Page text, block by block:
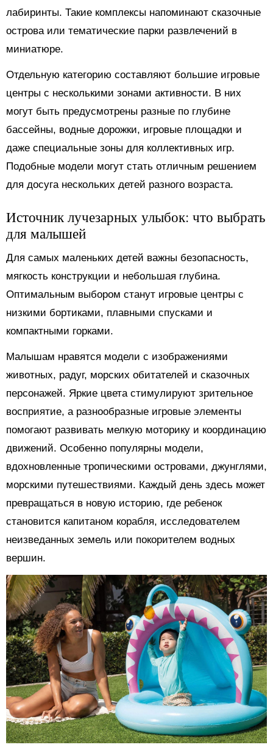
лабиринты. Такие комплексы напоминают сказочные
острова или тематические парки развлечений в
миниатюре.
Отдельную категорию составляют большие игровые
центры с несколькими зонами активности. В них
могут быть предусмотрены разные по глубине
бассейны, водные дорожки, игровые площадки и
даже специальные зоны для коллективных игр.
Подобные модели могут стать отличным решением
для досуга нескольких детей разного возраста.
Источник лучезарных улыбок: что выбрать
для малышей
Для самых маленьких детей важны безопасность,
мягкость конструкции и небольшая глубина.
Оптимальным выбором станут игровые центры с
низкими бортиками, плавными спусками и
компактными горками.
Малышам нравятся модели с изображениями
животных, радуг, морских обитателей и сказочных
персонажей. Яркие цвета стимулируют зрительное
восприятие, а разнообразные игровые элементы
помогают развивать мелкую моторику и координацию
движений. Особенно популярны модели,
вдохновленные тропическими островами, джунглями,
морскими путешествиями. Каждый день здесь может
превращаться в новую историю, где ребенок
становится капитаном корабля, исследователем
неизведанных земель или покорителем водных
вершин.